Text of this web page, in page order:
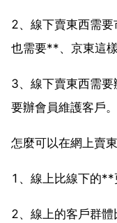
2、線下賣東西需
也需要**、京東這
3、線下賣東西需
要辦會員維護客戶。
怎麼可以在網上賣
1、線上比線下的**
2、線上的客戶群體